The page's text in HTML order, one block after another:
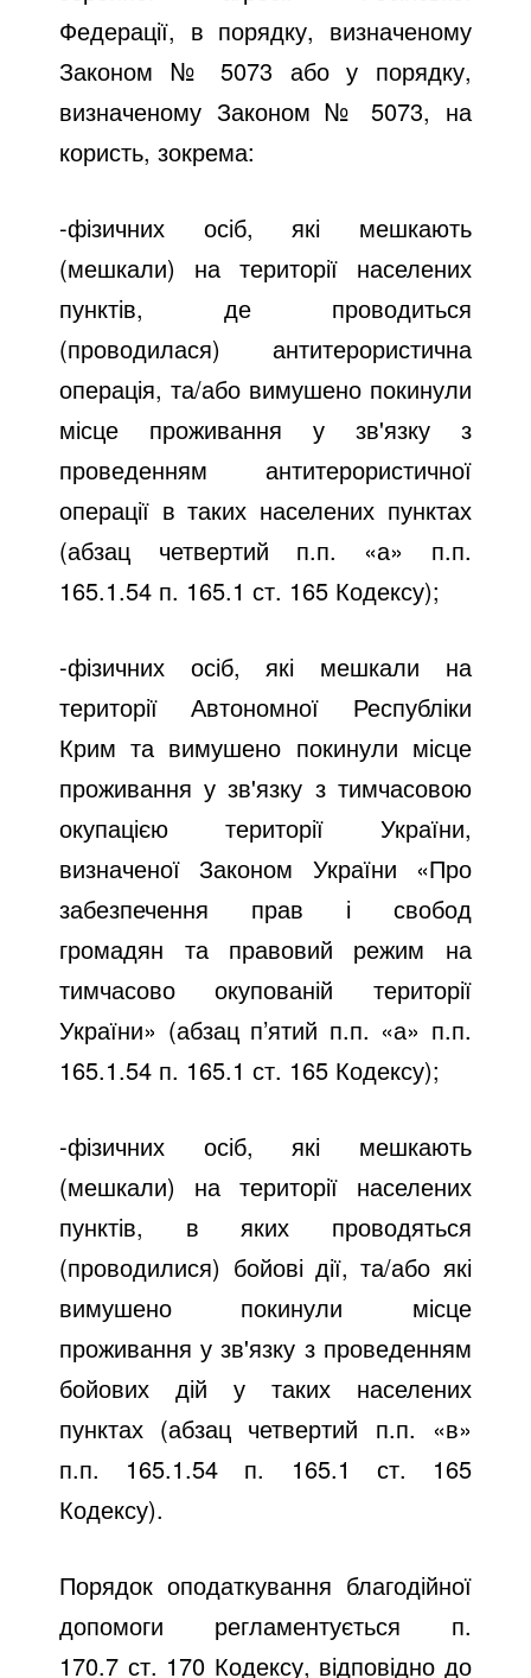
Федерації, в порядку, визначеному
Законом № 5073 або у порядку,
визначеному Законом № 5073, на
користь, зокрема:
-фізичних осіб, які мешкають
(мешкали) на території населених
пунктів, де проводиться
(проводилася) антитерористична
операція, та/або вимушено покинули
місце проживання у зв'язку з
проведенням антитерористичної
операції в таких населених пунктах
(абзац четвертий п.п. «а» п.п.
165.1.54 п. 165.1 ст. 165 Кодексу);
-фізичних осіб, які мешкали на
території Автономної Республіки
Крим та вимушено покинули місце
проживання у зв'язку з тимчасовою
окупацією території України,
визначеної Законом України «Про
забезпечення прав і свобод
громадян та правовий режим на
тимчасово окупованій території
України» (абзац п’ятий п.п. «а» п.п.
165.1.54 п. 165.1 ст. 165 Кодексу);
-фізичних осіб, які мешкають
(мешкали) на території населених
пунктів, в яких проводяться
(проводилися) бойові дії, та/або які
вимушено покинули місце
проживання у зв'язку з проведенням
бойових дій у таких населених
пунктах (абзац четвертий п.п. «в»
п.п. 165.1.54 п. 165.1 ст. 165
Кодексу).
Порядок оподаткування благодійної
допомоги регламентується п.
170.7 ст. 170 Кодексу, відповідно до